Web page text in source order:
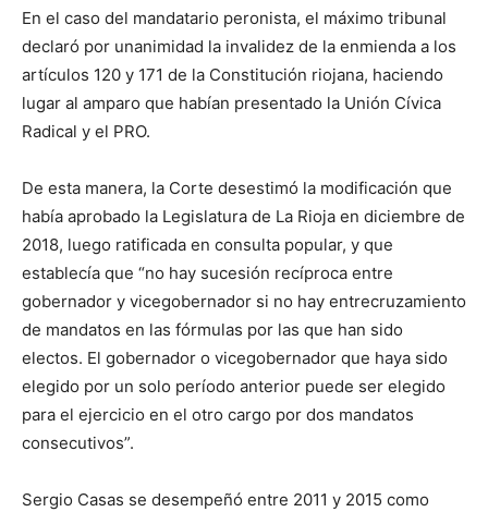
En el caso del mandatario peronista, el máximo tribunal
declaró por unanimidad la invalidez de la enmienda a los
artículos 120 y 171 de la Constitución riojana, haciendo
lugar al amparo que habían presentado la Unión Cívica
Radical y el PRO.
De esta manera, la Corte desestimó la modificación que
había aprobado la Legislatura de La Rioja en diciembre de
2018, luego ratificada en consulta popular, y que
establecía que “no hay sucesión recíproca entre
gobernador y vicegobernador si no hay entrecruzamiento
de mandatos en las fórmulas por las que han sido
electos. El gobernador o vicegobernador que haya sido
elegido por un solo período anterior puede ser elegido
para el ejercicio en el otro cargo por dos mandatos
consecutivos”.
Sergio Casas se desempeñó entre 2011 y 2015 como